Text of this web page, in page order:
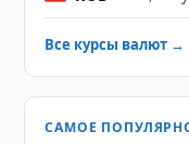
Все курсы валют →
САМОЕ